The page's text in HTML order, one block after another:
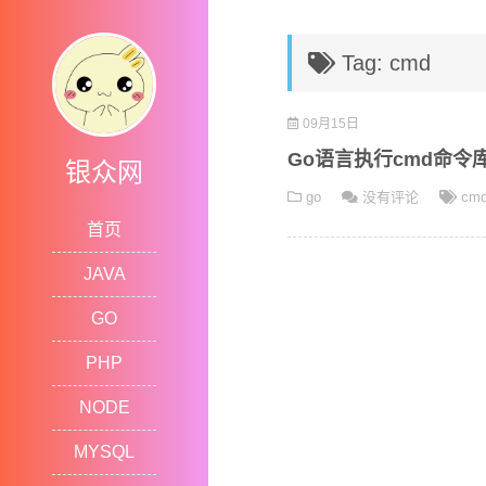
银众网
首页
JAVA
GO
PHP
NODE
MYSQL
Tag: cmd
09月15日
Go语言执行cmd命令
go 没有评论